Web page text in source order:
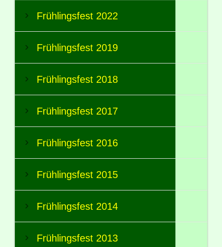
Frühlingsfest 2022
Frühlingsfest 2019
Frühlingsfest 2018
Frühlingsfest 2017
Frühlingsfest 2016
Frühlingsfest 2015
Frühlingsfest 2014
Frühlingsfest 2013